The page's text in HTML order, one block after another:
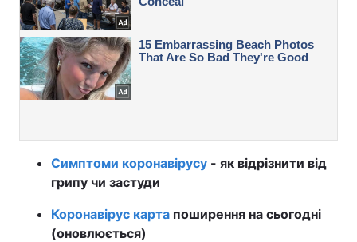
Симптоми коронавірусу - як відрізнити від
грипу чи застуди
Коронавірус карта поширення на сьогодні
(оновлюється)